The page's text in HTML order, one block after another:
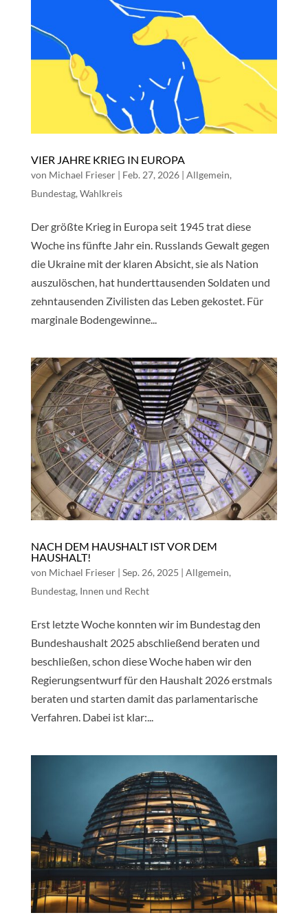
VIER JAHRE KRIEG IN EUROPA
von Michael Frieser| Feb. 27, 2026| Allgemein,
Bundestag, Wahlkreis
Der größte Krieg in Europa seit 1945 trat diese
Woche ins fünfte Jahr ein. Russlands Gewalt gegen
die Ukraine mit der klaren Absicht, sie als Nation
auszulöschen, hat hunderttausenden Soldaten und
zehntausenden Zivilisten das Leben gekostet. Für
marginale Bodengewinne...
NACH DEM HAUSHALT IST VOR DEM
HAUSHALT!
von Michael Frieser| Sep. 26, 2025 | Allgemein,
Bundestag, Innen und Recht
Erst letzte Woche konnten wir im Bundestag den
Bundeshaushalt 2025 abschließend beraten und
beschließen, schon diese Woche haben wir den
Regierungsentwurf für den Haushalt 2026 erstmals
beraten und starten damit das parlamentarische
Verfahren. Dabei ist klar:...